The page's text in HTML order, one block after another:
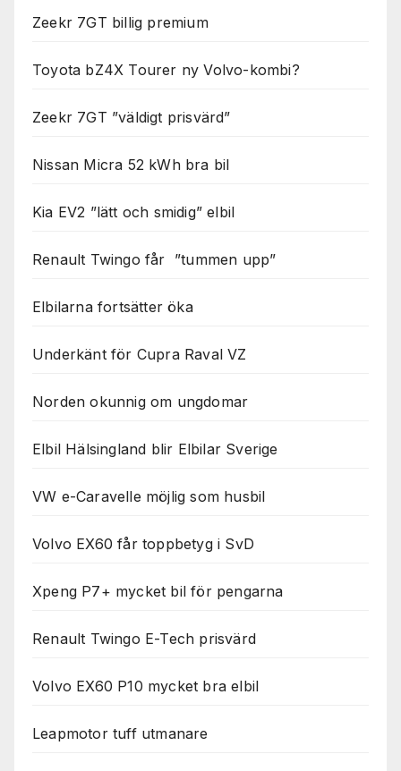
Zeekr 7GT billig premium
Toyota bZ4X Tourer ny Volvo-kombi?
Zeekr 7GT ”väldigt prisvärd”
Nissan Micra 52 kWh bra bil
Kia EV2 ”lätt och smidig” elbil
Renault Twingo får ”tummen upp”
Elbilarna fortsätter öka
Underkänt för Cupra Raval VZ
Norden okunnig om ungdomar
Elbil Hälsingland blir Elbilar Sverige
VW e-Caravelle möjlig som husbil
Volvo EX60 får toppbetyg i SvD
Xpeng P7+ mycket bil för pengarna
Renault Twingo E-Tech prisvärd
Volvo EX60 P10 mycket bra elbil
Leapmotor tuff utmanare